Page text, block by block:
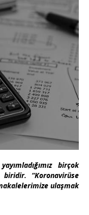
birçok
biridir. “Koronavirüse
ulaşmak